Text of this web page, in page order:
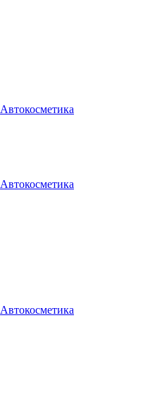
Автокосметика
Автокосметика
Автокосметика